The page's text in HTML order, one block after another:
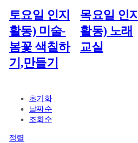
토요일 인지
활동) 미술-
봄꽃 색칠하
기,만들기
목요일 인지
활동) 노래
교실
초기화
날짜순
조회순
정렬